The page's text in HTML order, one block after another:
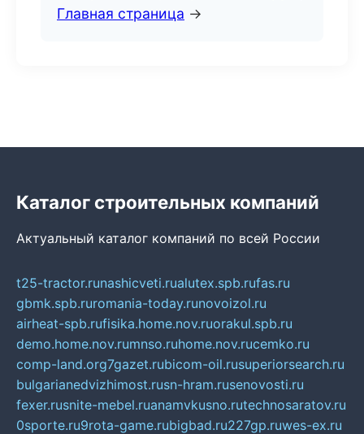
Главная страница →
Каталог строительных компаний
Актуальный каталог компаний по всей России
t25-tractor.runashicveti.rualutex.spb.rufas.ru
gbmk.spb.ruromania-today.runovoizol.ru
airheat-spb.rufisika.home.nov.ruorakul.spb.ru
demo.home.nov.rumnso.ruhome.nov.rucemko.ru
comp-land.org7gazet.rubicom-oil.rusuperiorsearch.ru
bulgarianedvizhimost.rusn-hram.rusenovosti.ru
fexer.rusnite-mebel.ruanamvkusno.rutechnosaratov.ru
0sporte.ru9rota-game.rubigbad.ru227gp.ruwes-ex.ru